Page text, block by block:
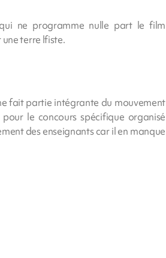
ne programme nulle part le film
une terre lfiste.
fait partie intégrante du mouvement
le concours spécifique organisé
des enseignants car il en manque